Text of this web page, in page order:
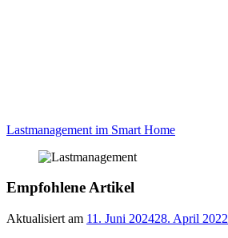
Lastmanagement im Smart Home
Empfohlene Artikel
Aktualisiert am 11. Juni 202428. April 2022